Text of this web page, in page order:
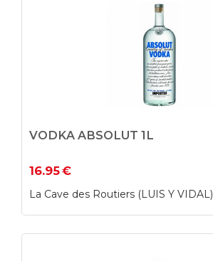
VODKA ABSOLUT 1L
16.95€
La Cave des Routiers (LUIS Y VIDAL)